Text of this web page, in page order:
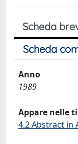
Scheda
Scheda
Anno
1989
Appare nelle
4.2 Abstract in